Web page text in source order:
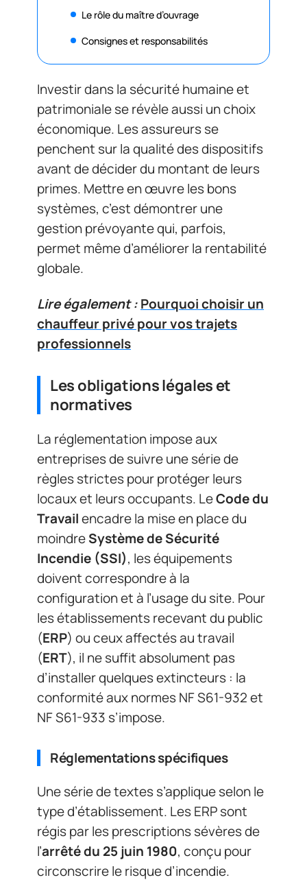
Le rôle du maître d’ouvrage
Consignes et responsabilités
Investir dans la sécurité humaine et
patrimoniale se révèle aussi un choix
économique. Les assureurs se
penchent sur la qualité des dispositifs
avant de décider du montant de leurs
primes. Mettre en œuvre les bons
systèmes, c’est démontrer une
gestion prévoyante qui, parfois,
permet même d’améliorer la rentabilité
globale.
Lire également :Pourquoi choisir un
chauffeur privé pour vos trajets
professionnels
Les obligations légales et
normatives
La réglementation impose aux
entreprises de suivre une série de
règles strictes pour protéger leurs
locaux et leurs occupants. LeCode du
Travailencadre la mise en place du
moindreSystème de Sécurité
Incendie (SSI), les équipements
doivent correspondre à la
configuration et à l’usage du site. Pour
les établissements recevant du public
(ERP) ou ceux affectés au travail
(ERT), il ne suffit absolument pas
d’installer quelques extincteurs : la
conformité aux normes NF S61-932 et
NF S61-933 s’impose.
Réglementations spécifiques
Une série de textes s’applique selon le
type d’établissement. Les ERP sont
régis par les prescriptions sévères de
l’arrêté du 25 juin 1980, conçu pour
circonscrire le risque d’incendie.